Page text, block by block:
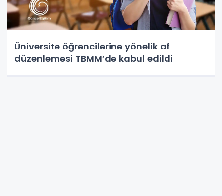
Üniversite öğrencilerine yönelik af
düzenlemesi TBMM’de kabul edildi